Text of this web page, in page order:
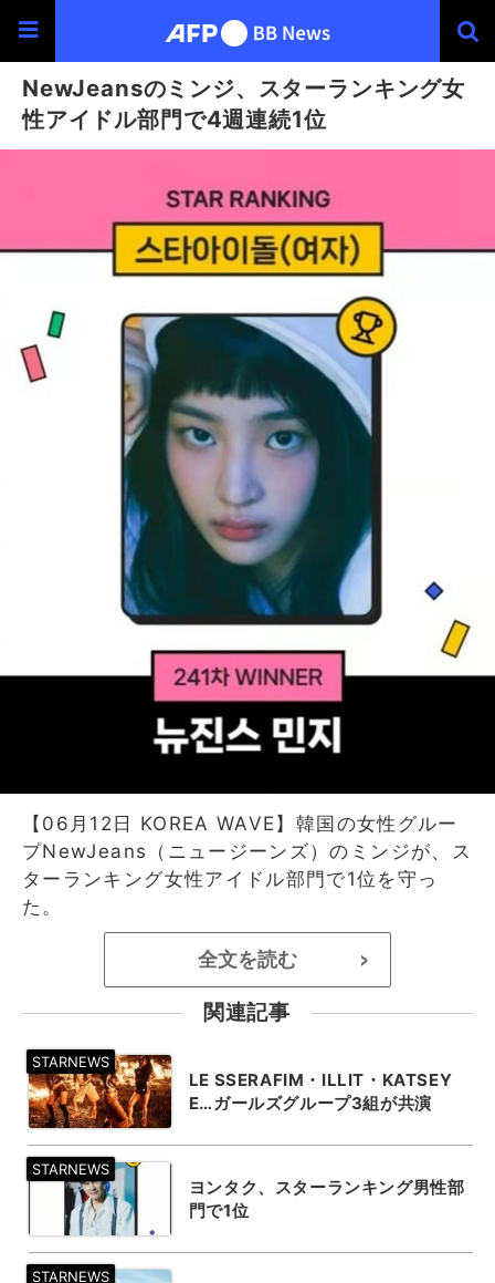
NewJeansのミンジ、スターランキング女
性アイドル部門で4週連続1位
【06月12日 KOREA WAVE】韓国の女性グルー
プNewJeans（ニュージーンズ）のミンジが、ス
ターランキング女性アイドル部門で1位を守っ
た。
全文を読む >
関連記事
LE SSERAFIM・ILLIT・KATSEY
E…ガールズグループ3組が共演
ヨンタク、スターランキング男性部
門で1位